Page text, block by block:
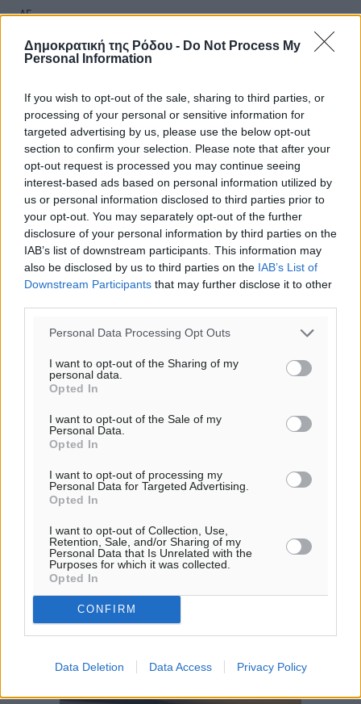
Δημοκρατική της Ρόδου - Do Not Process My
Personal Information
If you wish to opt-out of the sale, sharing to third parties, or
processing of your personal or sensitive information for
targeted advertising by us, please use the below opt-out
section to confirm your selection. Please note that after your
opt-out request is processed you may continue seeing
interest-based ads based on personal information utilized by
us or personal information disclosed to third parties prior to
your opt-out. You may separately opt-out of the further
disclosure of your personal information by third parties on the
IAB’s list of downstream participants. This information may
also be disclosed by us to third parties on the IAB’s List of
Downstream Participants that may further disclose it to other
Personal Data Processing Opt Outs
I want to opt-out of the Sharing of my
personal data.
Opted In
I want to opt-out of the Sale of my
Personal Data.
Opted In
I want to opt-out of processing my
Personal Data for Targeted Advertising.
Opted In
I want to opt-out of Collection, Use,
Retention, Sale, and/or Sharing of my
Personal Data that Is Unrelated with the
Purposes for which it was collected.
Opted In
CONFIRM
Data Deletion Data Access Privacy Policy
ΔΕ
ΤΡ
ΤΕ